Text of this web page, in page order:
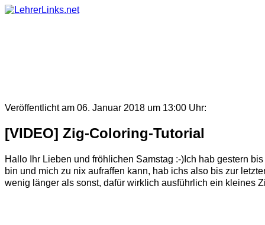
Skip
Veröffentlicht am 06. Januar 2018 um 13:00 Uhr:
[VIDEO] Zig-Coloring-Tutorial
Hallo Ihr Lieben und fröhlichen Samstag :-)Ich hab gestern
bin und mich zu nix aufraffen kann, hab ichs also bis zur
wenig länger als sonst, dafür wirklich ausführlich ein kleines